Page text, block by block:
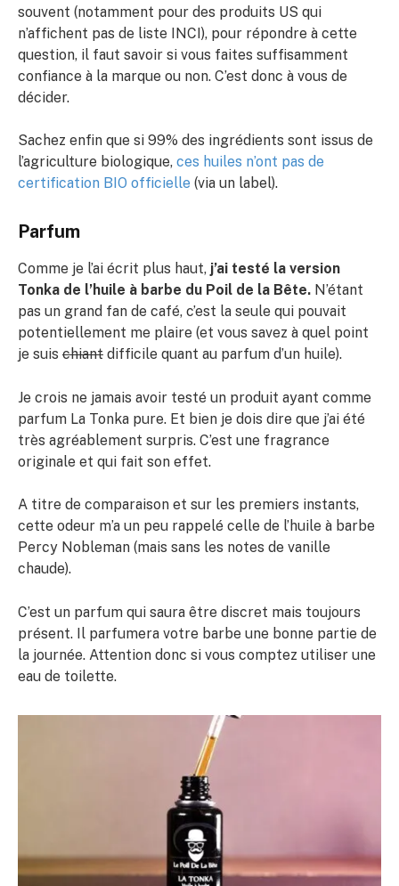
souvent (notamment pour des produits US qui
n’affichent pas de liste INCI), pour répondre à cette
question, il faut savoir si vous faites suffisamment
confiance à la marque ou non. C’est donc à vous de
décider.
Sachez enfin que si 99% des ingrédients sont issus de
l’agriculture biologique, ces huiles n’ont pas de
certification BIO officielle (via un label).
Parfum
Comme je l’ai écrit plus haut, j’ai testé la version
Tonka de l’huile à barbe du Poil de la Bête. N’étant
pas un grand fan de café, c’est la seule qui pouvait
potentiellement me plaire (et vous savez à quel point
je suis chiant difficile quant au parfum d’un huile).
Je crois ne jamais avoir testé un produit ayant comme
parfum La Tonka pure. Et bien je dois dire que j’ai été
très agréablement surpris. C’est une fragrance
originale et qui fait son effet.
A titre de comparaison et sur les premiers instants,
cette odeur m’a un peu rappelé celle de l’huile à barbe
Percy Nobleman (mais sans les notes de vanille
chaude).
C’est un parfum qui saura être discret mais toujours
présent. Il parfumera votre barbe une bonne partie de
la journée. Attention donc si vous comptez utiliser une
eau de toilette.